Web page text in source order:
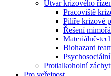
Útvar krizového
Pracoviště
Pilíře krizové
Řešení
Materiálně-
Biohazard
Protialkoholní
Pro veřejnost